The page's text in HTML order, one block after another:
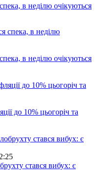
в неділю очікуються
в неділю очікуються
до 10% цьогоріч та
стався вибух: є